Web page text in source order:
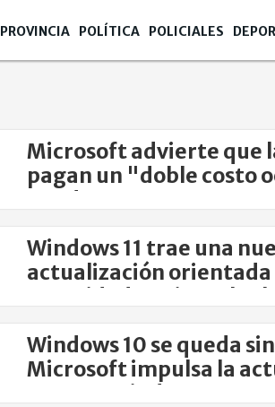
PROVINCIA POLÍTICA POLICIALES
Microsoft advierte que
pagan un "doble costo
uso de IA
Windows 11 trae una
actualización orientada
seguridad y evitar el
Windows 10 se queda
Microsoft impulsa la
nueva a Windows 11